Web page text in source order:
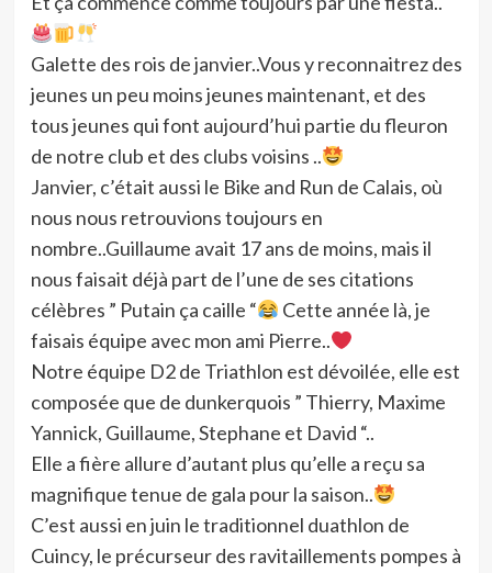
Galette des rois de janvier..Vous y reconnaitrez des
jeunes un peu moins jeunes maintenant, et des
tous jeunes qui font aujourd’hui partie du fleuron
de notre club et des clubs voisins ..
Janvier, c’était aussi le Bike and Run de Calais, où
nous nous retrouvions toujours en
nombre..Guillaume avait 17 ans de moins, mais il
nous faisait déjà part de l’une de ses citations
célèbres ” Putain ça caille “
Cette année là, je
faisais équipe avec mon ami Pierre..
Notre équipe D2 de Triathlon est dévoilée, elle est
composée que de dunkerquois ” Thierry, Maxime
Yannick, Guillaume, Stephane et David “..
Elle a fière allure d’autant plus qu’elle a reçu sa
magnifique tenue de gala pour la saison..
C’est aussi en juin le traditionnel duathlon de
Cuincy, le précurseur des ravitaillements pompes à